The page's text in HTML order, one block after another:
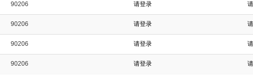
90206 请登录
90206 请登录
90206 请登录
90206 请登录